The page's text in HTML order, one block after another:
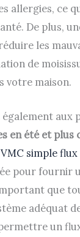
allergies, ce
De plus,
les
de
votre maison.
aux
en été et plus
VMC simple flux
pour fournir
que
adéquat
un